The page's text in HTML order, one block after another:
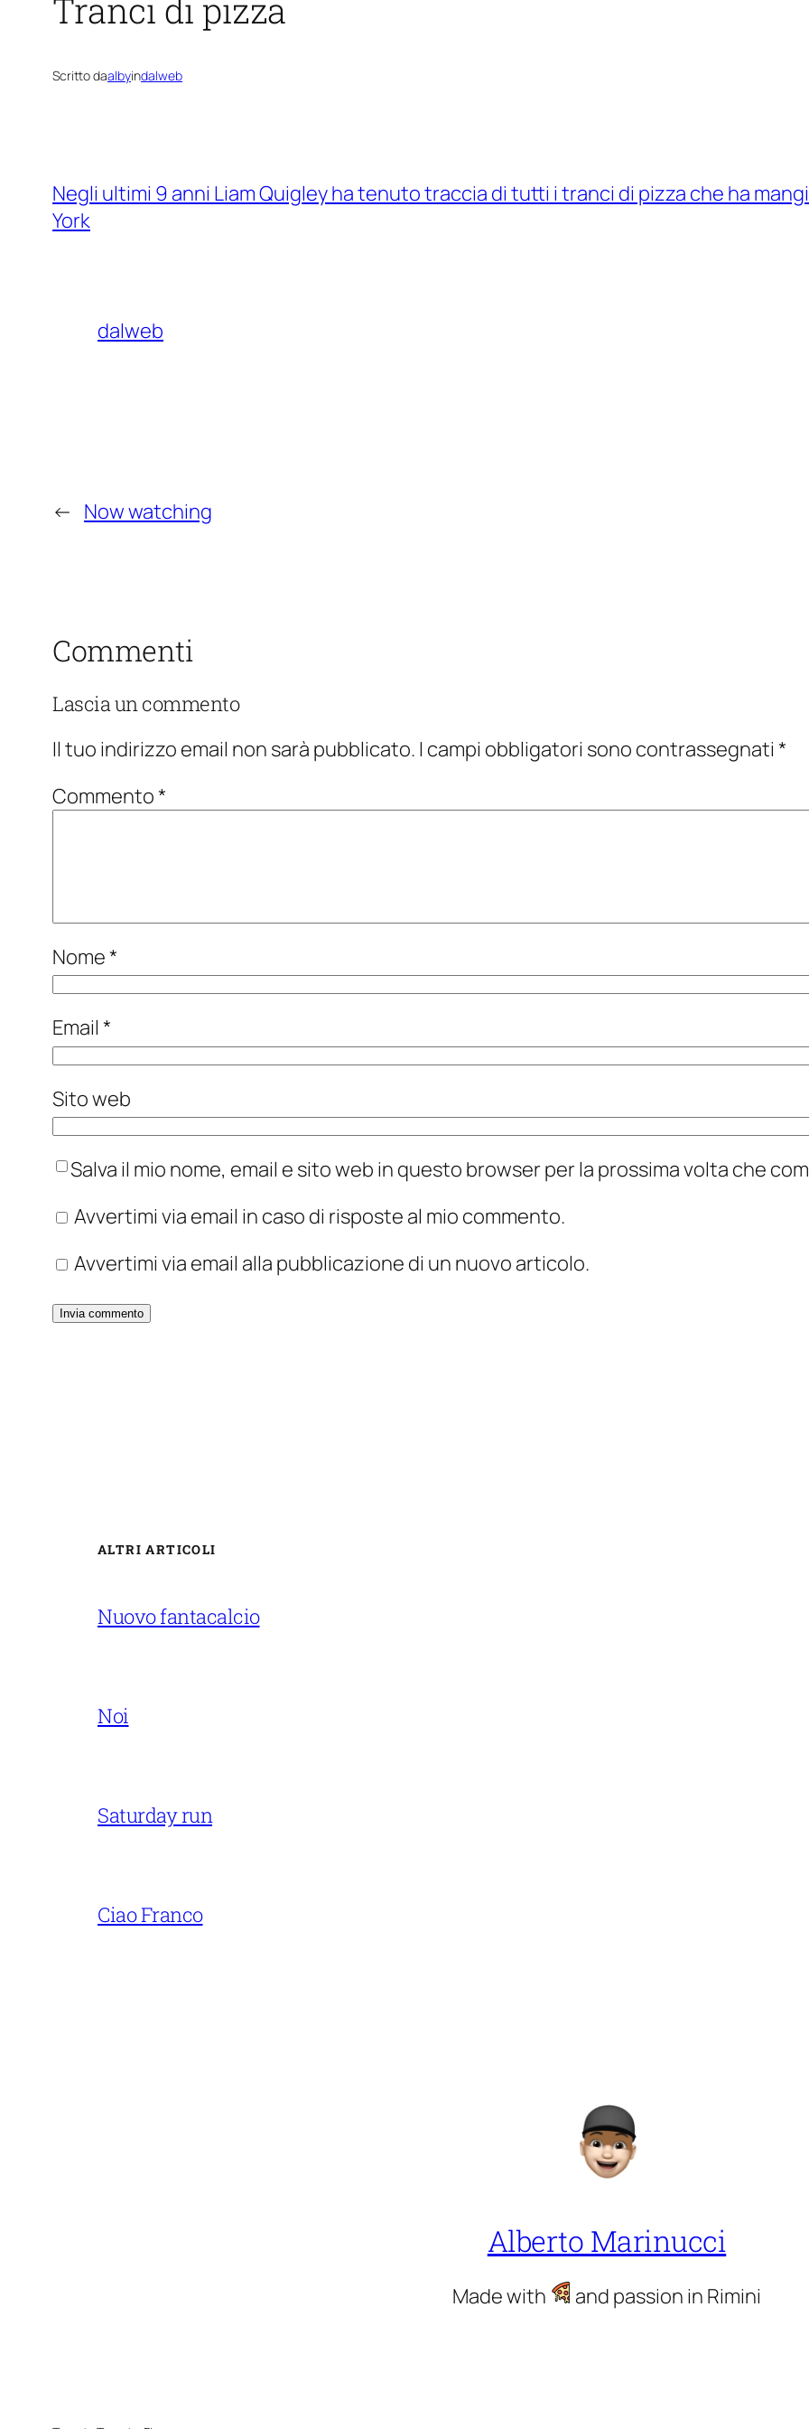
Tranci di pizza
Scritto daalbyindalweb
Negli ultimi 9 anni Liam Quigley ha tenuto traccia di tutti i tranci di pizza che ha
York
dalweb
← Now watching
Commenti
Lascia un commento
Il tuo indirizzo email non sarà pubblicato. I campi obbligatori sono contrassegnati *
Commento*
Nome*
Email *
Sito web
Salva il mio nome, email e sito web in questo browser per la prossima volta che
Avvertimi via email in caso di risposte al mio commento.
Avvertimi via email alla pubblicazione di un nuovo articolo.
ALTRI ARTICOLI
Nuovo fantacalcio
Noi
Saturday run
Ciao Franco
Alberto Marinucci
Made with and passion in Rimini